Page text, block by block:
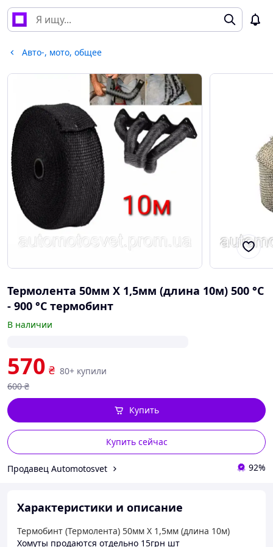
Авто-, мото, общее
Термолента 50мм X 1,5мм (длина 10м) 500 °С
- 900 °С термобинт
В наличии
570 ₴ 80+ купили
600 ₴
Купить сейчас
Купить
Продавец Automotosvet 92%
Характеристики и описание
Термобинт (Термолента) 50мм X 1,5мм (длина 10м)
Хомуты продаются отдельно 15грн шт